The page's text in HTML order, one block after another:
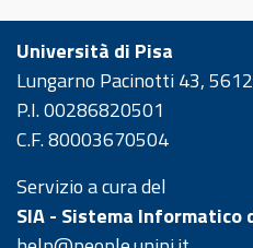
Università di Pisa
Lungarno Pacinotti 43,
P.I. 00286820501
C.F. 80003670504
Servizio a cura del
SIA - Sistema Informatico